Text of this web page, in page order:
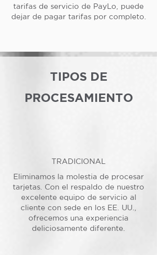
tarifas de servicio de PayLo, puede
dejar de pagar tarifas por completo.
TIPOS DE
PROCESAMIENTO
TRADICIONAL
Eliminamos la molestia de procesar
tarjetas. Con el respaldo de nuestro
excelente equipo de servicio al
cliente con sede en los EE. UU.,
ofrecemos una experiencia
deliciosamente diferente.